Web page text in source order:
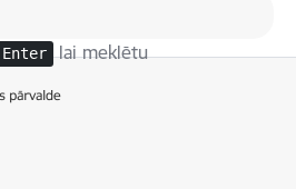
Enter lai meklētu